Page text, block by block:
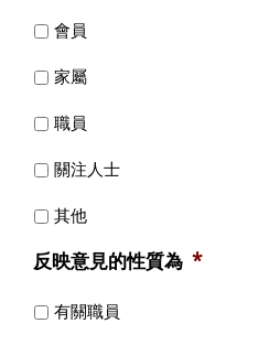
會員
家屬
職員
關注人士
其他
反映意見的性質為 *
有關職員